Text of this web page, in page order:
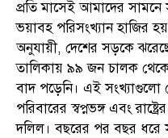
প্রতি মাসেই আমাদের
ভয়াবহ পরিসংখ্যান হাজির
অনুযায়ী, দেশের সড়কে
তালিকায় ৯৯ জন চালক
বাদ পড়েনি। এই সংখ্যাগুলো
পরিবারের স্বপ্নভঙ্গ এবং
দলিল। বছরের পর বছর ধরে